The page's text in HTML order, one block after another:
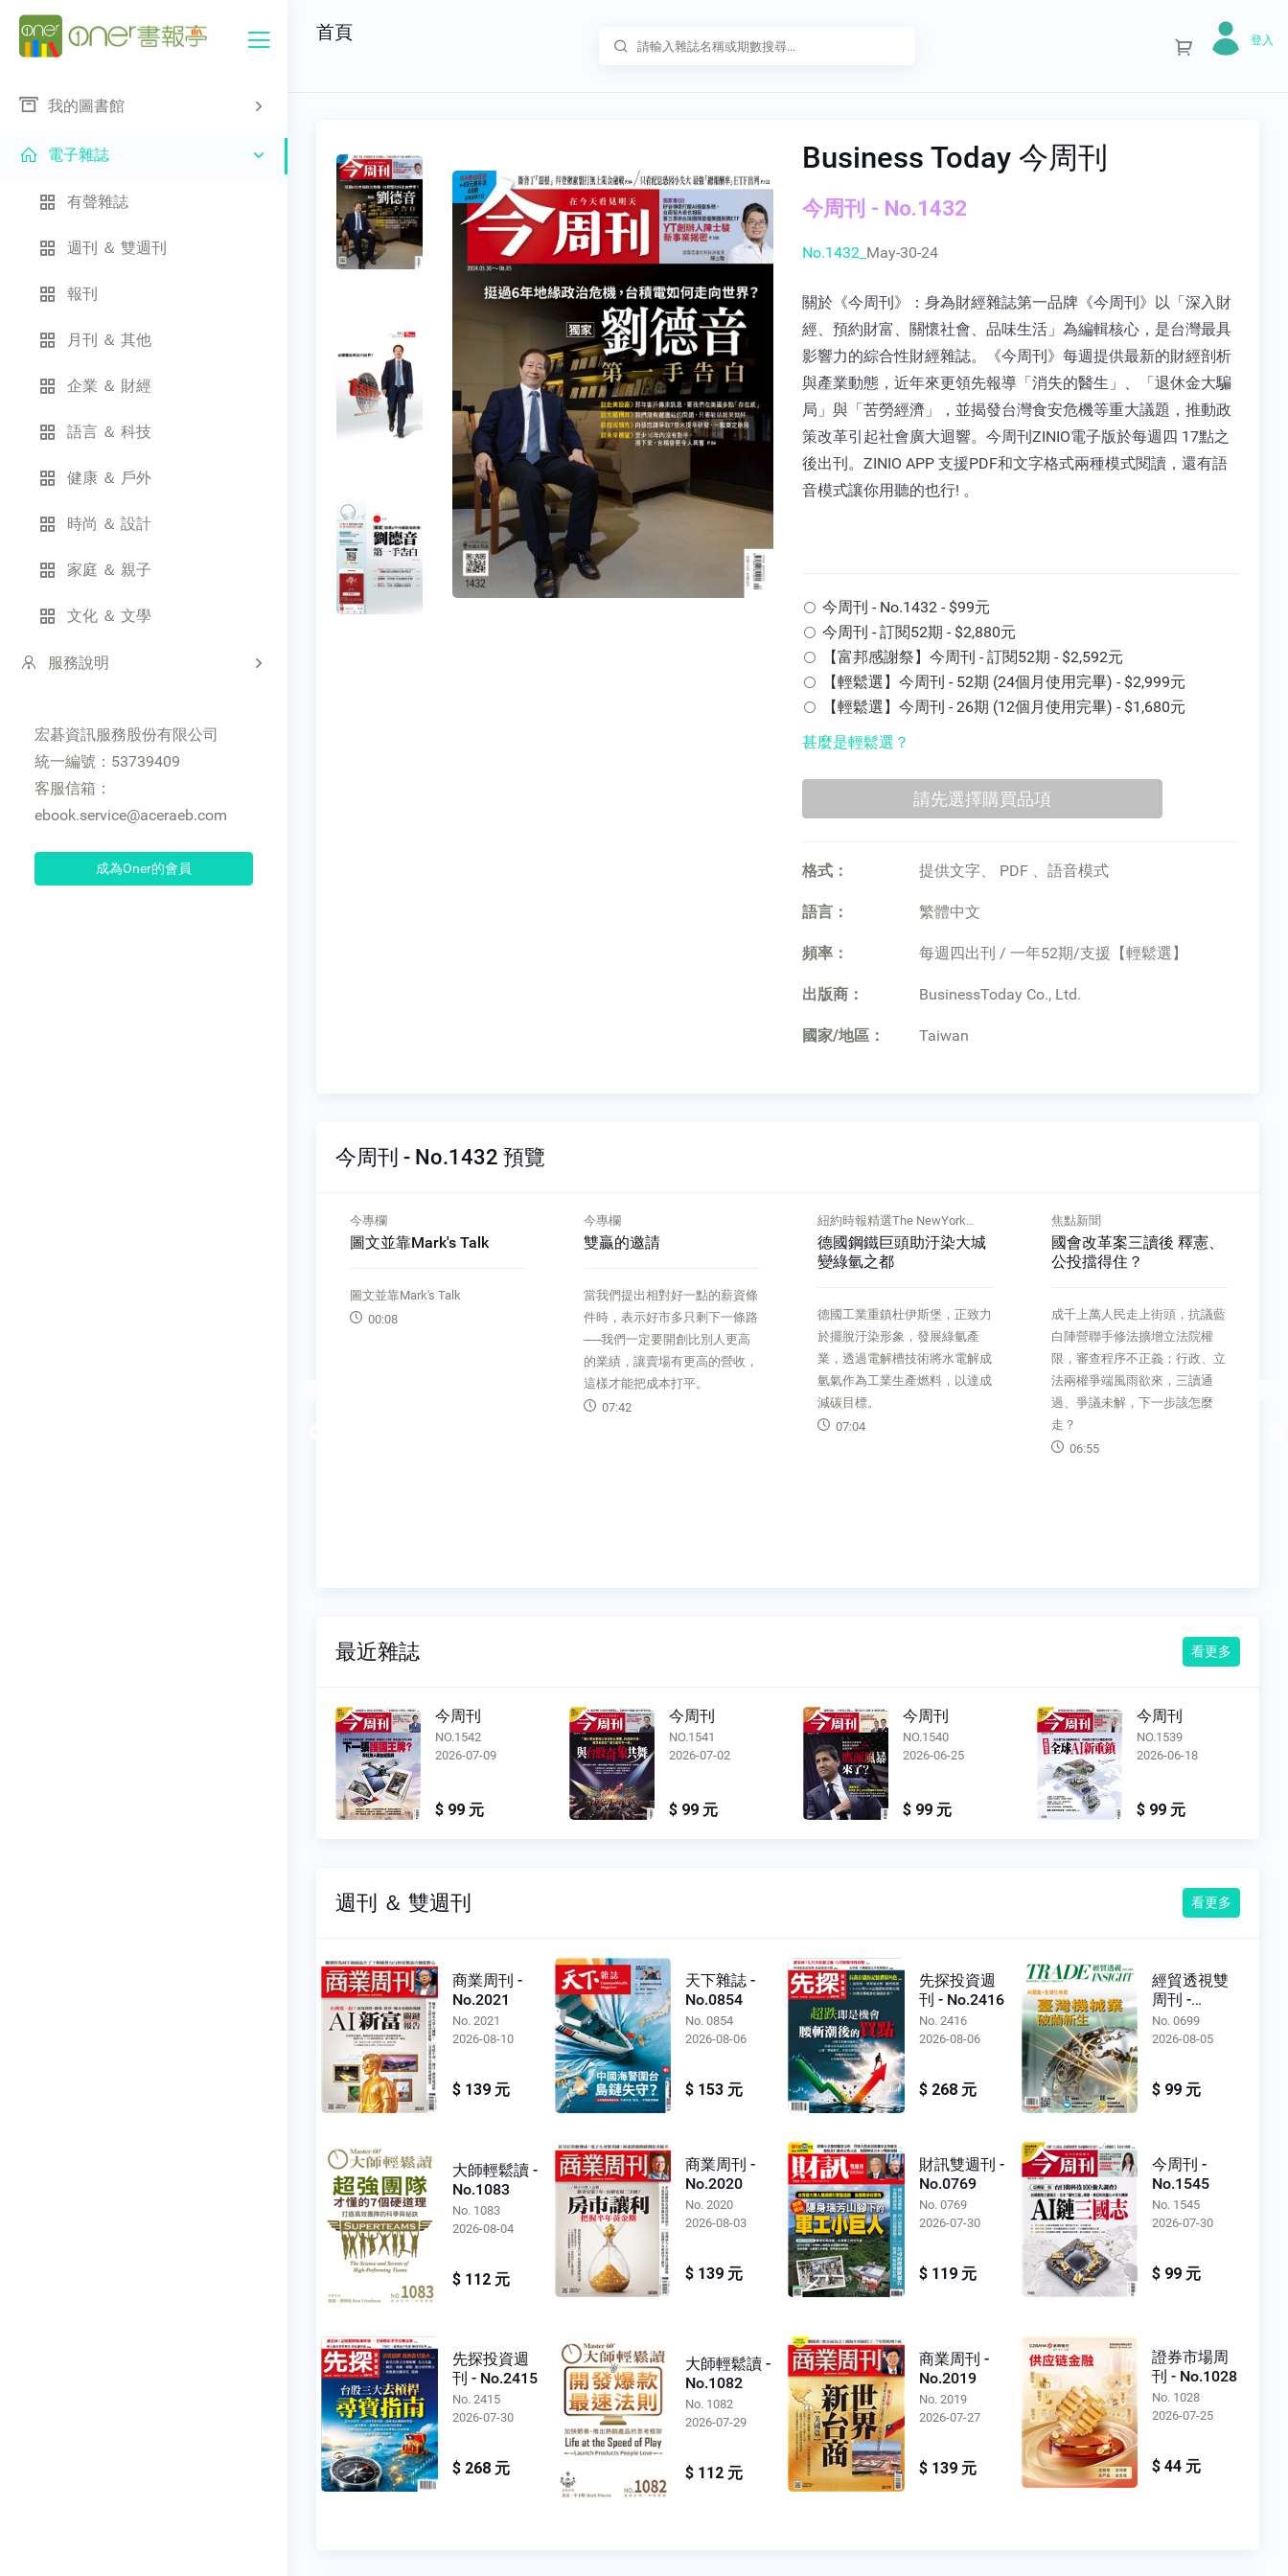
我的圖書館
電子雜誌
有聲雜誌
週刊 ＆ 雙週刊
報刊
月刊 ＆ 其他
企業 ＆ 財經
語言 ＆ 科技
健康 ＆ 戶外
時尚 ＆ 設計
家庭 ＆ 親子
文化 ＆ 文學
服務說明
宏碁資訊服務股份有限公司
統一編號：53739409
客服信箱：
ebook.service@aceraeb.com
成為Oner的會員
首頁 登入
Business Today 今周刊
今周刊 - No.1432
No.1432_ May-30-24
關於《今周刊》：身為財經雜誌第一品牌《今周刊》以「深入財
經、預約財富、關懷社會、品味生活」為編輯核心，是台灣最具
影響力的綜合性財經雜誌。《今周刊》每週提供最新的財經剖析
與產業動態，近年來更領先報導「消失的醫生」、「退休金大騙
局」與「苦勞經濟」，並揭發台灣食安危機等重大議題，推動政
策改革引起社會廣大迴響。今周刊ZINIO電子版於每週四 17點之
後出刊。ZINIO APP 支援PDF和文字格式兩種模式閱讀，還有語
音模式讓你用聽的也行! 。
今周刊 - No.1432 - $99元
今周刊 - 訂閱52期 - $2,880元
【富邦感謝祭】今周刊 - 訂閱52期 - $2,592元
【輕鬆選】今周刊 - 52期 (24個月使用完畢) - $2,999元
【輕鬆選】今周刊 - 26期 (12個月使用完畢) - $1,680元
甚麼是輕鬆選？
格式： 提供文字、 PDF 、語音模式
語言： 繁體中文
頻率： 每週四出刊 / 一年52期/支援【輕鬆選】
出版商： BusinessToday Co., Ltd.
國家/地區： Taiwan
今周刊 - No.1432 預覽
今專欄
雙贏的邀請
當我們提出相對好一點的薪資條
件時，表示好市多只剩下一條路
紐約時報精選The NewYork
Times
德國鋼鐵巨頭助汙染大城
德國工業重鎮杜伊斯堡，正致力
於擺脫汙染形象，發展綠氫產
業，透過電解槽技術將水電解成
氫氣作為工業生產燃料，以達成
減碳目標。
焦點新聞
國會改革案三讀後 釋憲、
公投擋得住？
成千上萬人民走上街頭，抗議藍
白陣營聯手修法擴增立法院權
限，審查程序不正義；行政、立
法兩權爭端風雨欲來，三讀通
過、爭議未解，下一步該怎麼
走？
焦點新聞
花東三法將開戰 「個案」
立法恐創惡例
國會改革之亂，為未來四年可能
持續上演的朝野衝突、群眾抗
議，拉開序幕。接下來，藍白陣
營共推的「花東三法」，同樣面
臨違憲、兩兆錢坑等質疑，是否
將引爆下一波戰火？
10:40
最近雜誌 看更多
今周刊
NO.1541
2026-07-02
$ 99 元
今周刊
NO.1540
2026-06-25
$ 99 元
今周刊
NO.1539
2026-06-18
$ 99 元
今周刊
NO.1538
2026-06-11
$ 99 元
週刊 ＆ 雙週刊 看更多
商業周刊 -
No.2021
No. 2021
2026-08-10
$ 139 元
天下雜誌 -
No.0854
No. 0854
2026-08-06
$ 153 元
先探投資週
刊 - No.2416
No. 2416
2026-08-06
$ 268 元
經貿透視雙
周刊 -
No.0699
No. 0699
2026-08-05
$ 99 元
大師輕鬆讀 -
No.1083
No. 1083
2026-08-04
$ 112 元
商業周刊 -
No.2020
No. 2020
2026-08-03
$ 139 元
財訊雙週刊 -
No.0769
No. 0769
2026-07-30
$ 119 元
今周刊 -
No.1545
No. 1545
2026-07-30
$ 99 元
先探投資週
刊 - No.2415
No. 2415
2026-07-30
$ 268 元
大師輕鬆讀 -
No.1082
No. 1082
2026-07-29
$ 112 元
商業周刊 -
No.2019
No. 2019
2026-07-27
$ 139 元
證券市場周
刊 - No.1028
No. 1028
2026-07-25
$ 44 元